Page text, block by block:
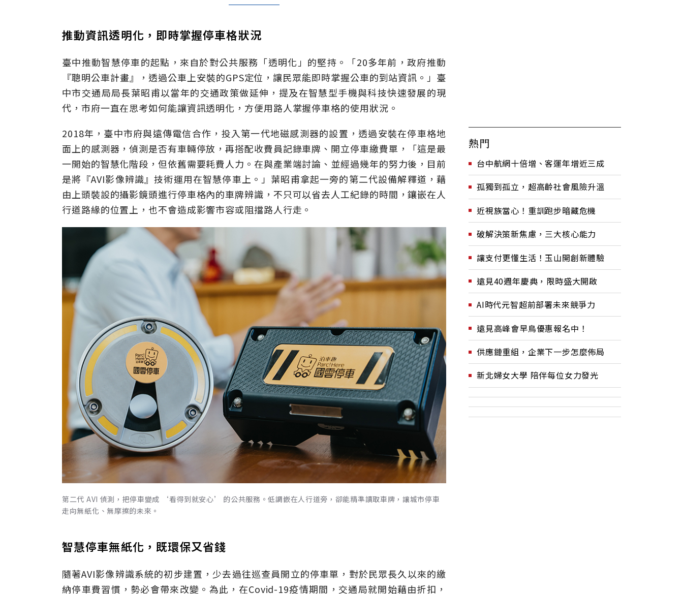
推動資訊透明化，即時掌握停車格狀況
臺中推動智慧停車的起點，來自於對公共服務「透明化」的堅持。「20多年前，政府推動
『聰明公車計畫』，透過公車上安裝的GPS定位，讓民眾能即時掌握公車的到站資訊。」臺
中市交通局局長葉昭甫以當年的交通政策做延伸，提及在智慧型手機與科技快速發展的現
代，市府一直在思考如何能讓資訊透明化，方便用路人掌握停車格的使用狀況。
2018年，臺中市府與遠傳電信合作，投入第一代地磁感測器的設置，透過安裝在停車格地
面上的感測器，偵測是否有車輛停放，再搭配收費員記錄車牌、開立停車繳費單，「這是最
一開始的智慧化階段，但依舊需要耗費人力。在與產業端討論、並經過幾年的努力後，目前
是將『AVI影像辨識』技術運用在智慧停車上。」葉昭甫拿起一旁的第二代設備解釋道，藉
由上頭裝設的攝影鏡頭進行停車格內的車牌辨識，不只可以省去人工紀錄的時間，鑲嵌在人
行道路緣的位置上，也不會造成影響市容或阻擋路人行走。
第二代 AVI 偵測，把停車變成 ‘看得到就安心’ 的公共服務。低調嵌在人行道旁，卻能精準讀取車牌，讓城市停車
走向無紙化、無摩擦的未來。
智慧停車無紙化，既環保又省錢
隨著AVI影像辨識系統的初步建置，少去過往巡查員開立的停車單，對於民眾長久以來的繳
納停車費習慣，勢必會帶來改變。為此，在Covid-19疫情期間，交通局就開始藉由折扣，
熱門
台中航網十倍增、客運年增近三成
孤獨到孤立，超高齡社會風險升溫
近視族當心！重訓跑步暗藏危機
破解決策新焦慮，三大核心能力
讓支付更懂生活！玉山開創新體驗
遠見40週年慶典，限時盛大開啟
AI時代元智超前部署未來競爭力
遠見高峰會早鳥優惠報名中！
供應鏈重組，企業下一步怎麼佈局
新北婦女大學 陪伴每位女力發光